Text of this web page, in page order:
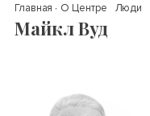
Главная О Центре Люди
Майкл Вуд